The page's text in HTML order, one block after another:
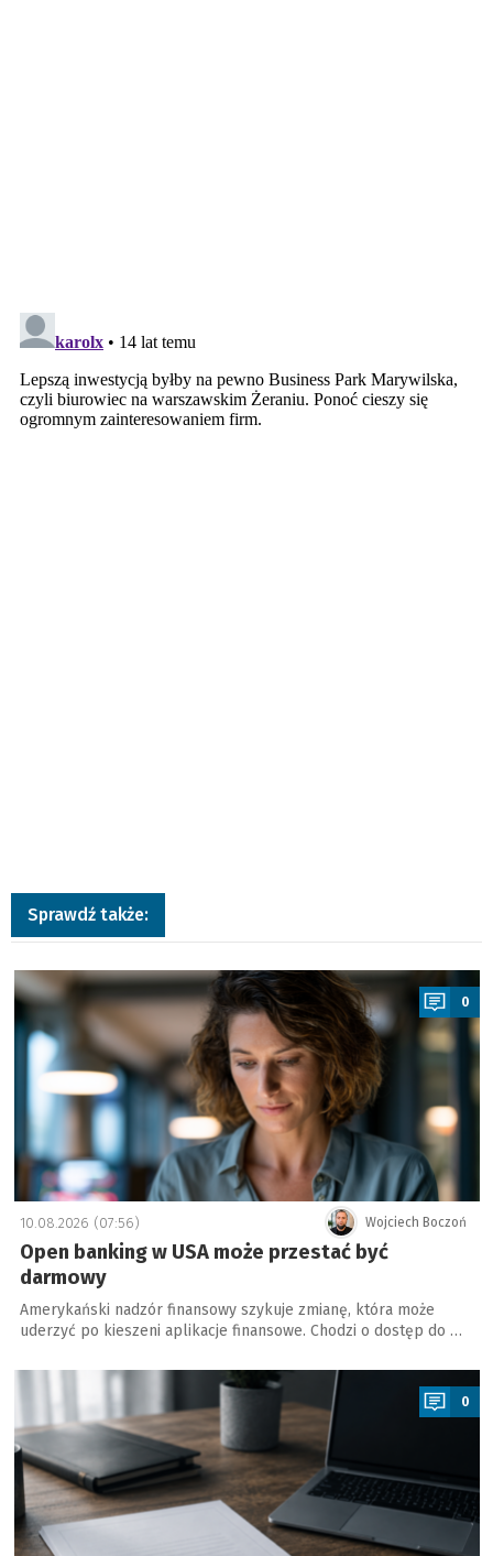
Sprawdź także:
a
0
Wojciech Boczoń
10.08.2026 (07:56)
Open banking w USA może przestać być
darmowy
Amerykański nadzór finansowy szykuje zmianę, która może
uderzyć po kieszeni aplikacje finansowe. Chodzi o dostęp do …
a
0